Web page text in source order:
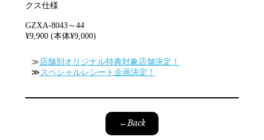
クス仕様
GZXA-8043～44
¥9,900 (本体¥9,000)
≫ 店舗別オリジナル特典対象店舗決定！
≫ スペシャルレシート企画決定！
←Back